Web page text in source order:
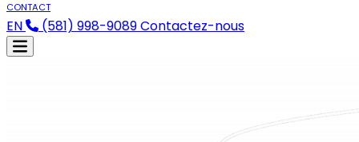
CONTACT
EN (581) 998-9089Contactez-nous